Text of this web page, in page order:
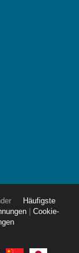
Häufigste
Cookie-